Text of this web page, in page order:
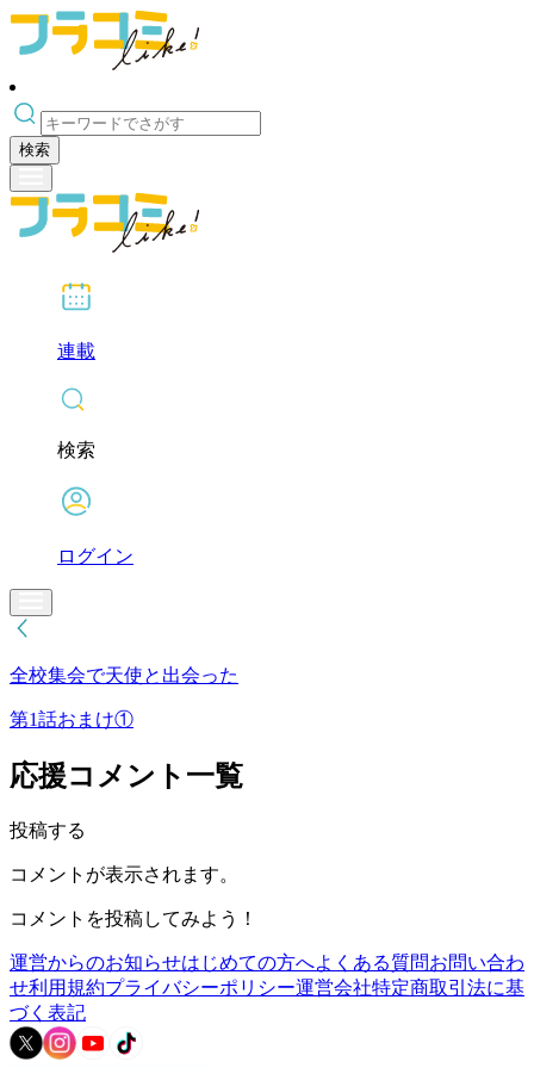
検索
連載
検索
ログイン
全校集会で天使と出会った
第1話おまけ①
応援コメント一覧
投稿する
コメントが表示されます。
コメントを投稿してみよう！
運営からのお知らせはじめての方へよくある質問お問い合わ
せ利用規約プライバシーポリシー運営会社特定商取引法に基
づく表記